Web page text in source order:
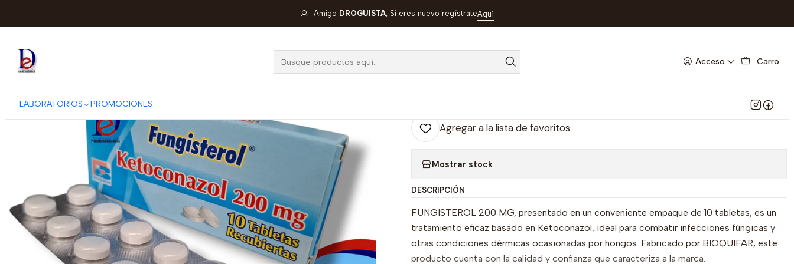
Acceso Carro
LABORATORIOS PROMOCIONES
Amigo DROGUISTA, Si eres nuevo regístrateAquí
FUNGISTEROL 200 MG X 10 TAB- KETOCONAZOL 200 MG- BIOQUIFAR-UBI 4-B
FUNGISTEROL 200 MG X 10 TAB-
KETOCONAZOL 200 MG- BIOQUIFAR-UBI
Agregar a la lista de favoritos
Mostrar stock
DESCRIPCIÓN
FUNGISTEROL 200 MG, presentado en un conveniente empaque de 10 tabletas, es un
tratamiento eficaz basado en Ketoconazol, ideal para combatir infecciones fúngicas y
otras condiciones dérmicas ocasionadas por hongos. Fabricado por BIOQUIFAR, este
producto cuenta con la calidad y confianza que caracteriza a la marca.